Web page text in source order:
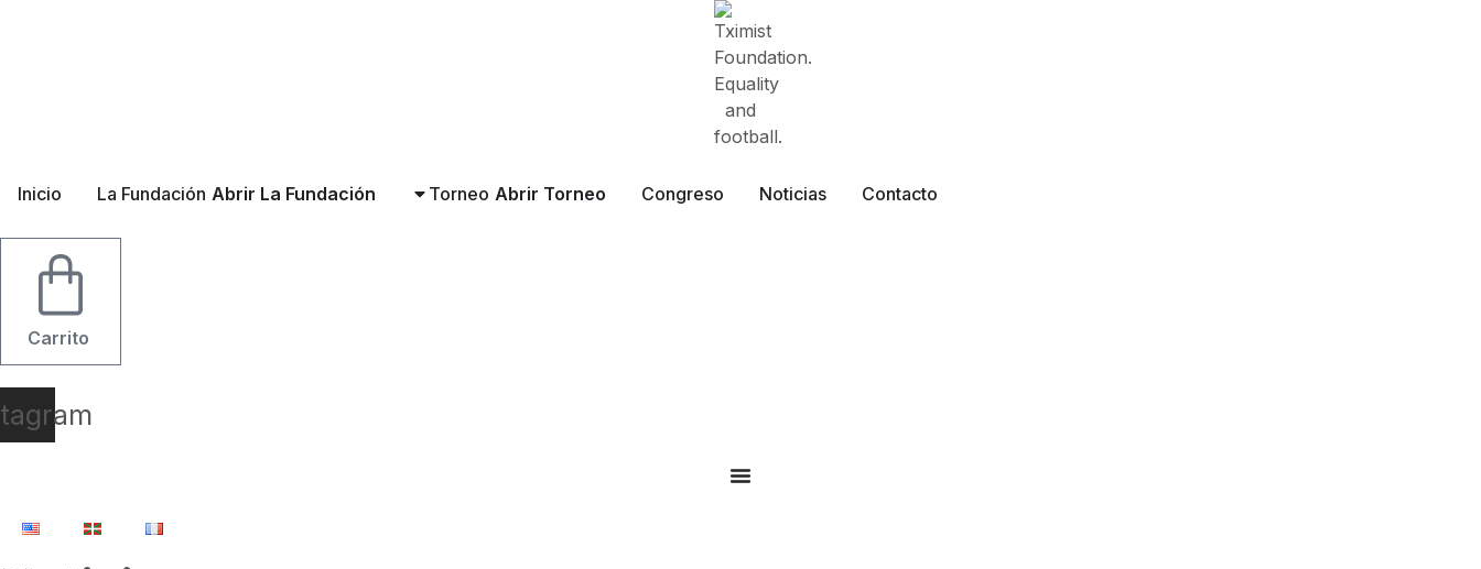
Inicio La Fundación Abrir La Fundación Torneo Abrir Torneo Congreso Noticias Contacto
Carrito